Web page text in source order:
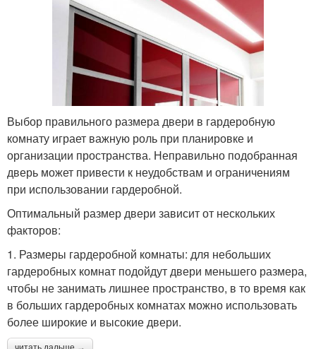
Выбор правильного размера двери в гардеробную
комнату играет важную роль при планировке и
организации пространства. Неправильно подобранная
дверь может привести к неудобствам и ограничениям
при использовании гардеробной.
Оптимальный размер двери зависит от нескольких
факторов:
1. Размеры гардеробной комнаты: для небольших
гардеробных комнат подойдут двери меньшего размера,
чтобы не занимать лишнее пространство, в то время как
в больших гардеробных комнатах можно использовать
более широкие и высокие двери.